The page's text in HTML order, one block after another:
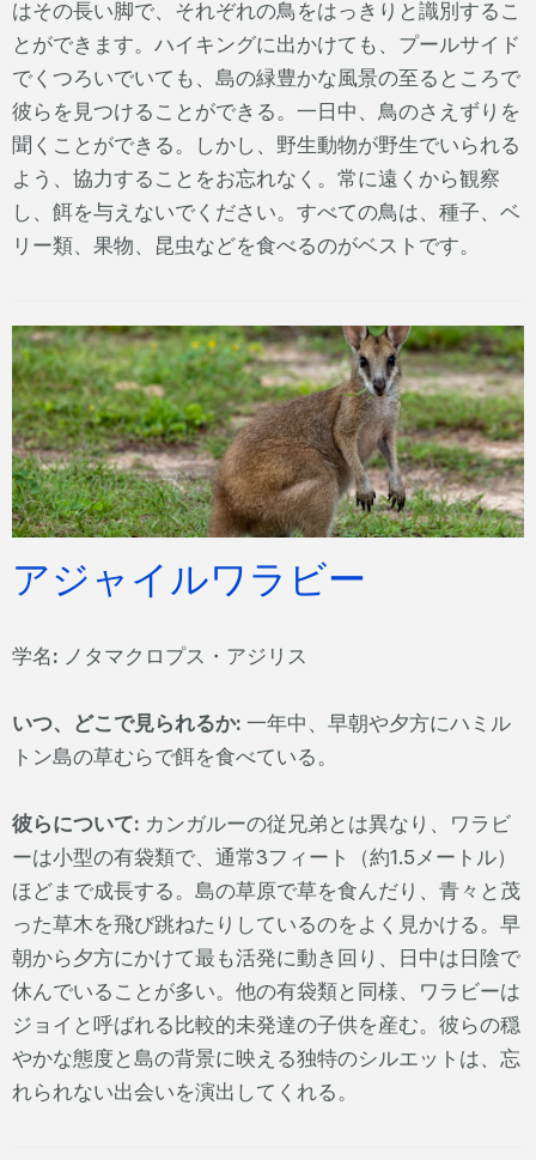
はその長い脚で、それぞれの鳥をはっきりと識別するこ
とができます。ハイキングに出かけても、プールサイド
でくつろいでいても、島の緑豊かな風景の至るところで
彼らを見つけることができる。一日中、鳥のさえずりを
聞くことができる。しかし、野生動物が野生でいられる
よう、協力することをお忘れなく。常に遠くから観察
し、餌を与えないでください。すべての鳥は、種子、ベ
リー類、果物、昆虫などを食べるのがベストです。
アジャイルワラビー
学名: ノタマクロプス・アジリス
いつ、どこで見られるか: 一年中、早朝や夕方にハミル
トン島の草むらで餌を食べている。
彼らについて: カンガルーの従兄弟とは異なり、ワラビ
ーは小型の有袋類で、通常3フィート（約1.5メートル）
ほどまで成長する。島の草原で草を食んだり、青々と茂
った草木を飛び跳ねたりしているのをよく見かける。早
朝から夕方にかけて最も活発に動き回り、日中は日陰で
休んでいることが多い。他の有袋類と同様、ワラビーは
ジョイと呼ばれる比較的未発達の子供を産む。彼らの穏
やかな態度と島の背景に映える独特のシルエットは、忘
れられない出会いを演出してくれる。